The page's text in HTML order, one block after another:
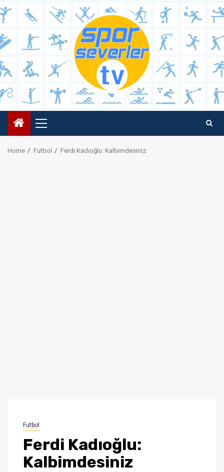
Skip
to
Primary
Menu
Home Futbol Ferdi Kadıoğlu: Kalbimdesiniz
Futbol
Ferdi Kadıoğlu:
Kalbimdesiniz